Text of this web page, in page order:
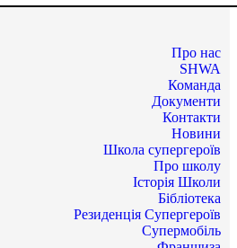
Про нас
SHWA
Команда
Документи
Контакти
Новини
Школа супергероїв
Про школу
Історія Школи
Бібліотека
Резиденція Супергероїв
Супермобіль